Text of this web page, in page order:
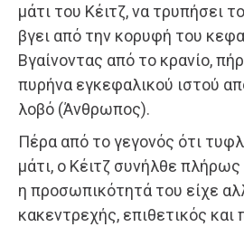
μάτι του Κέιτζ, να τρυπήσει
βγει από την κορυφή του
Βγαίνοντας από το κρανίο,
πυρήνα εγκεφαλικού ιστού
λοβό (Άνθρωπος).
Πέρα από το γεγονός ότι
μάτι, ο Κέιτζ συνήλθε
η προσωπικότητά του είχε
κακεντρεχής, επιθετικός και